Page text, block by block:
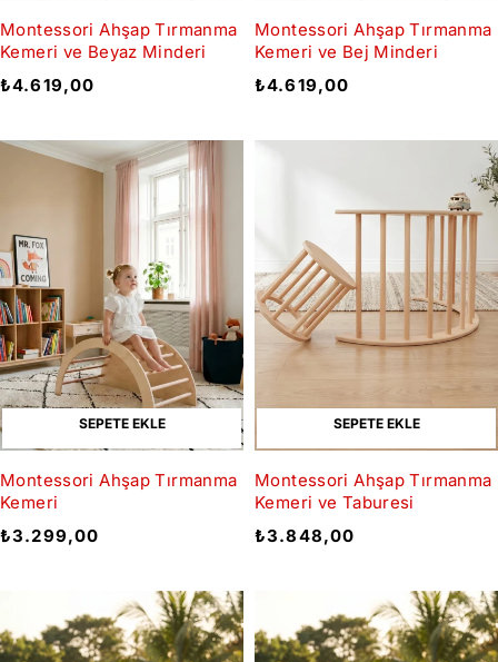
Montessori Ahşap Tırmanma
Kemeri ve Beyaz Minderi
₺4.619,00
Montessori Ahşap Tırmanma
Kemeri ve Bej Minderi
₺4.619,00
SEPETE EKLE
Montessori Ahşap Tırmanma
Kemeri
₺3.299,00
SEPETE EKLE
Montessori Ahşap Tırmanma
Kemeri ve Taburesi
₺3.848,00